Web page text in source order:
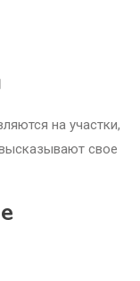
на участки,
свое